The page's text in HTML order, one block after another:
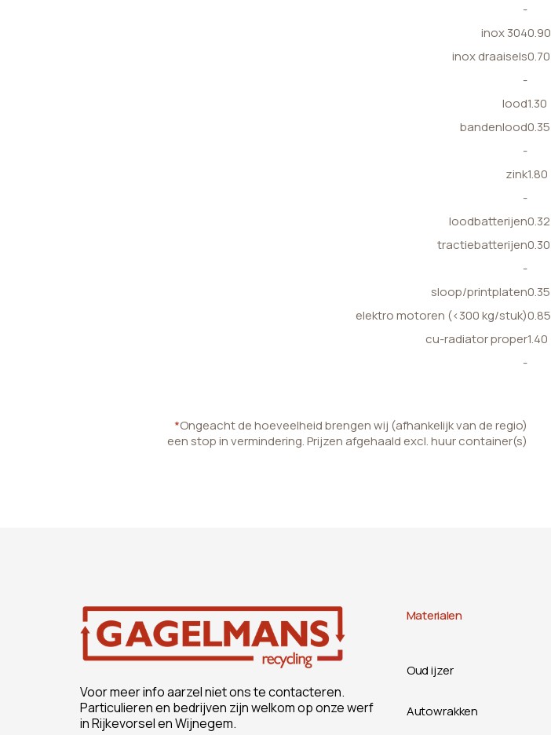
-
inox 3040.90
inox draaisels0.70
-
lood1.30
bandenlood0.35
-
zink1.80
-
loodbatterijen0.32
tractiebatterijen0.30
-
sloop/printplaten0.35
elektro motoren (<300 kg/stuk)0.85
cu-radiator proper1.40
-
*Ongeacht de hoeveelheid brengen wij (afhankelijk van de regio)
een stop in vermindering. Prijzen afgehaald excl. huur container(s)
Voor meer info aarzel niet ons te contacteren.
Particulieren en bedrijven zijn welkom op onze werf
in Rijkevorsel en Wijnegem.
Materialen
Oud ijzer
Autowrakken